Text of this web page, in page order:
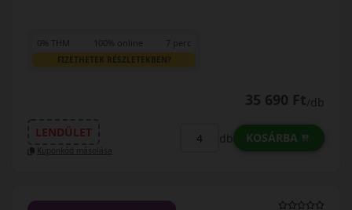
0% THM 100% online 7 perc
FIZETHETEK RÉSZLETEKBEN?
35 690 Ft/db
LENDÜLET
Kuponkód másolása
db KOSÁRBA